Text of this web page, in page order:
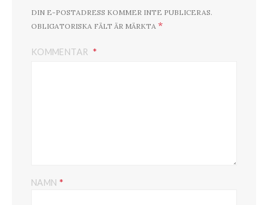
DIN E-POSTADRESS KOMMER INTE PUBLICERAS.
OBLIGATORISKA FÄLT ÄR MÄRKTA *
KOMMENTAR
NAMN *